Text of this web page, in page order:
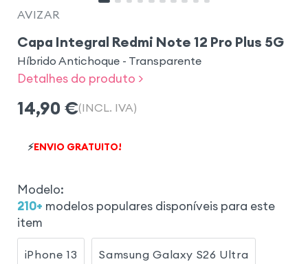
AVIZAR
Capa Integral Redmi Note 12 Pro Plus 5G
Híbrido Antichoque - Transparente
Detalhes do produto >
14,90 €(INCL. IVA)
⚡ENVIO GRATUITO!
Modelo:
210+ modelos populares disponíveis para este
item
iPhone 13 Samsung Galaxy S26 Ultra